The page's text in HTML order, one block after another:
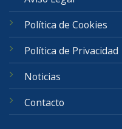
Política de Cookies
Política de Privacidad
Noticias
Contacto